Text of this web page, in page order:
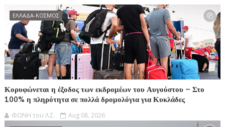
ΕΛΛΑΔΑ-ΚΟΣΜΟΣ
Κορυφώνεται η έξοδος των εκδρομέων του Αυγούστου – Στο
100% η πληρότητα σε πολλά δρομολόγια για Κυκλάδες
ΦΩΝΗ του Λ.Σ. Aug 08, 2026